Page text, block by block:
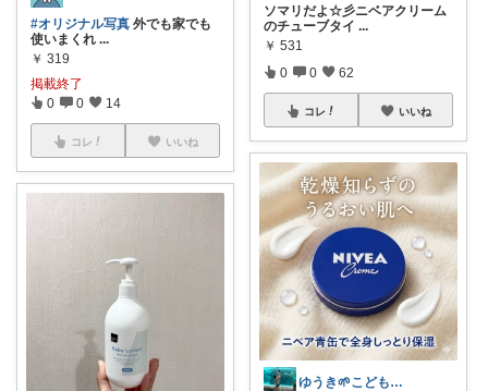
#オリジナル写真 外でも家でも
使いまくれ ...
￥ 319
掲載終了
0 0 14
コレ いいね
ソマリだよ☆彡ニベアクリーム
のチューブタイ ...
￥ 531
0 0 62
コレ いいね
ゆうき🌱こども服ベビー